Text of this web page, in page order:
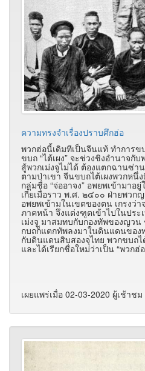
ความทรงจำเรื่องปราบศึกฮ่อ
พวกฮ่อนี้เดิมทีเป็นจีนแท้ ทำการข
ขบถ “ไต้เผง” จะช่วงชิงอำนาจกับ
สู้พวกเม่งจูไม่ได้ ต้องแตกฉานซ่
ตามป่าเขา จีนขบถไต้เผงพวกห
กลุ่มชื่อ “จ่ออาจง” อพยพเข้ามาอ
เกี๋ยเมื่อราว พ.ศ. ๒๔๐๐ ฝ่ายพวก
อพยพเข้ามในเขตของตน เกรงว่
ภาคหน้า จึงแต่งฑูตเข้าไปในประ
เม่งจู มาสมทบกับกองทัพของญว
กบถก็แตกทัพลงมาในดินแดนขอ
กับดินแดนสิบสองจุไทย พวกขบถ
และได้เรียกชื่อใหม่ว่าเป็น “พวกฮ่
เผยแพร่เมื่อ 02-03-2020 ผู้เช้าช